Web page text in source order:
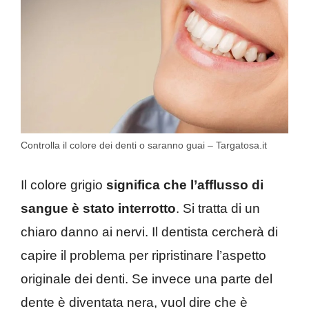
Controlla il colore dei denti o saranno guai – Targatosa.it
Il colore grigio significa che l’afflusso di
sangue è stato interrotto. Si tratta di un
chiaro danno ai nervi. Il dentista cercherà di
capire il problema per ripristinare l’aspetto
originale dei denti. Se invece una parte del
dente è diventata nera, vuol dire che è